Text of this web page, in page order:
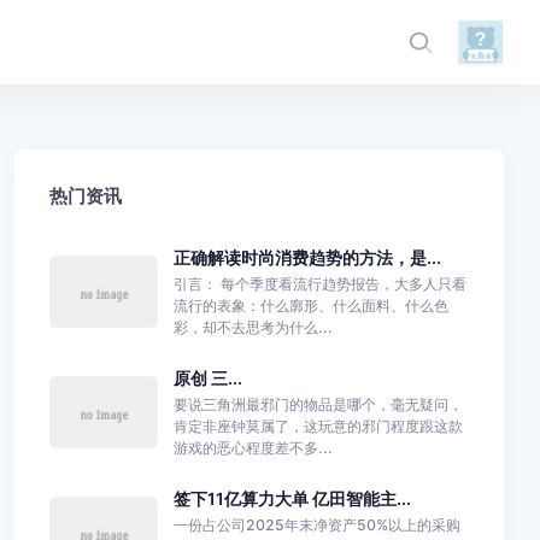
热门资讯
正确解读时尚消费趋势的方法，是...
引言： 每个季度看流行趋势报告，大多人只看
流行的表象：什么廓形、什么面料、什么色
彩，却不去思考为什么...
原创 三...
要说三角洲最邪门的物品是哪个，毫无疑问，
肯定非座钟莫属了，这玩意的邪门程度跟这款
游戏的恶心程度差不多...
签下11亿算力大单 亿田智能主...
一份占公司2025年末净资产50%以上的采购